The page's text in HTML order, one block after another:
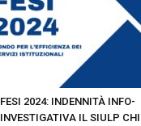
FESI 2024: INDENNITÀ INFO-
INVESTIGATIVA IL SIULP